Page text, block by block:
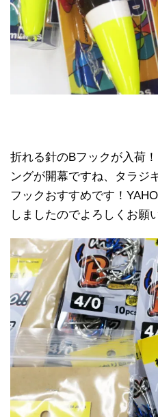
折れる針のBフックが入荷
ングが開幕ですね、タラジ
フックおすすめです！
しましたのでよろしくお願